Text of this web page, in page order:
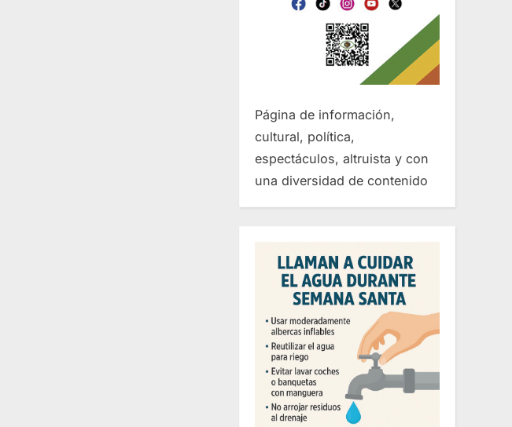
Página de información,
cultural, política,
espectáculos, altruista y con
una diversidad de contenido